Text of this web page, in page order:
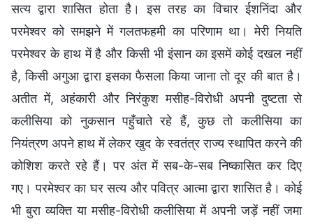
सत्य द्वारा शासित होता है। इस तरह का विचार ईशनिंदा और
परमेश्वर को समझने में गलतफहमी का परिणाम था। मेरी नियति
परमेश्वर के हाथ में है और किसी भी इंसान का इसमें कोई दखल नहीं
है, किसी अगुआ द्वारा इसका फैसला किया जाना तो दूर की बात है।
अतीत में, अहंकारी और निरंकुश मसीह-विरोधी अपनी दुष्टता से
कलीसिया को नुकसान पहुँचाते रहे हैं, कुछ तो कलीसिया का
नियंत्रण अपने हाथ में लेकर खुद के स्वतंत्र राज्य स्थापित करने की
कोशिश करते रहे हैं। पर अंत में सब-के-सब निष्कासित कर दिए
गए। परमेश्वर का घर सत्य और पवित्र आत्मा द्वारा शासित है। कोई
भी बुरा व्यक्ति या मसीह-विरोधी कलीसिया में अपनी जड़ें नहीं जमा